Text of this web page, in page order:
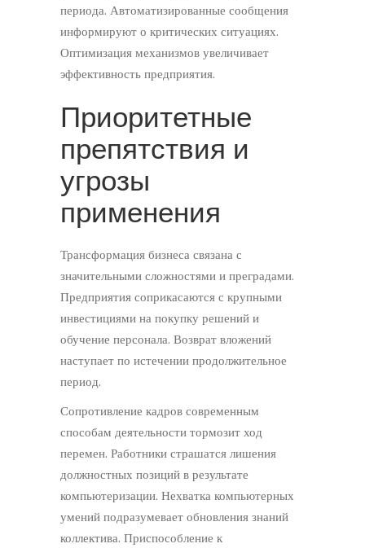
периода. Автоматизированные сообщения
информируют о критических ситуациях.
Оптимизация механизмов увеличивает
эффективность предприятия.
Приоритетные
препятствия и
угрозы
применения
Трансформация бизнеса связана с
значительными сложностями и преградами.
Предприятия соприкасаются с крупными
инвестициями на покупку решений и
обучение персонала. Возврат вложений
наступает по истечении продолжительное
период.
Сопротивление кадров современным
способам деятельности тормозит ход
перемен. Работники страшатся лишения
должностных позиций в результате
компьютеризации. Нехватка компьютерных
умений подразумевает обновления знаний
коллектива. Приспособление к